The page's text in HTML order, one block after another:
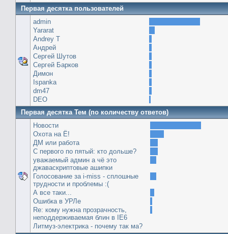
Первая десятка пользователей
admin
Yararat
Andrey T
Андрей
Сергей Шутов
Сергей Барков
Димон
Ispanka
dm47
DEO
Первая десятка Тем (по количеству ответов)
Новости
Охота на Ё!
ДМ или работа
С первого по пятый: кто дольше?
уважаемый админ а чё это
джаваскриптовые ашипки
Голосование за i-miss - сплошные
трудности и проблемы :(
А все таки...
Ошибка в УРЛе
Re: кому нужна прозрачность,
неподдерживаемая блин в IE6
Литмуз-электрика - почему так ма?